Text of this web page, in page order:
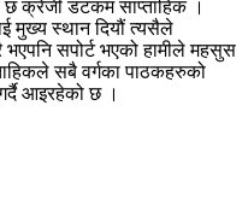
छ क्रेजी डटकम साप्ताहिक ।
मुख्य स्थान दियौं त्यसैले
सपोर्ट भएको हामीले महसुस
सबै वर्गका पाठकहरुको
आइरहेको छ ।